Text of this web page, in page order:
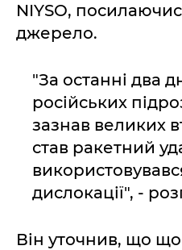
NIYSO,
джерело.
"За останні два
російських
зазнав великих
став ракетний
дислокації", -
Він уточнив, що